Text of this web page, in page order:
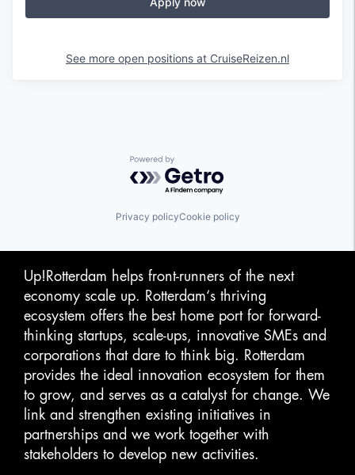
See more open positions at CruiseReizen.nl
Powered by Getro.com
Privacy policyCookie policy
Up!Rotterdam helps front-runners of the next
economy scale up. Rotterdam‘s thriving
ecosystem offers the best home port for forward-
thinking startups, scale-ups, innovative SMEs and
corporations that dare to think big. Rotterdam
provides the ideal innovation ecosystem for them
to grow, and serves as a catalyst for change. We
link and strengthen existing initiatives in
partnerships and we work together with
stakeholders to develop new activities.